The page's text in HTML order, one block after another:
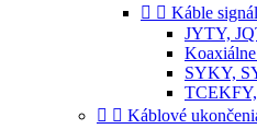
  Káble
JYTY,
SYKY,
  Káblové